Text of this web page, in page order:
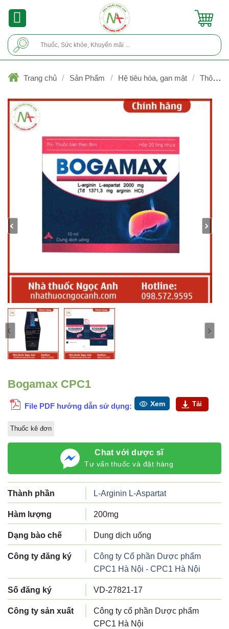
Trang chủ / Sản Phẩm / Hệ tiêu hóa, gan mật /
Thông
Chat với dược sĩ
Tư vấn thuốc và đặt hàng
Bogamax CPC1
File PDF hướng dẫn sử dụng: Xem Tải
Thuốc kê đơn
Thành phần L-Arginin L-Aspartat
Hàm lượng 200mg
Dạng bào chế Dung dịch uống
Công ty đăng ký
Công ty Cổ phần Dược phẩm
CPC1 Hà Nội - CPC1 Hà Nội
Số đăng ký VD-27821-17
Công ty sản xuất
Công ty cổ phần Dược phẩm
CPC1 Hà Nội